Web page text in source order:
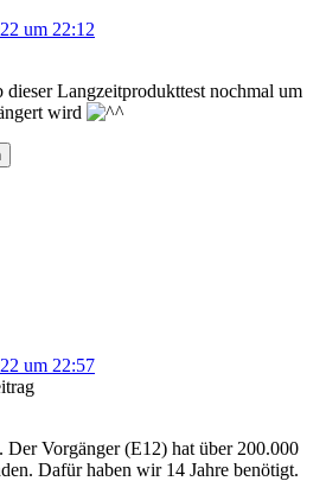
um 22:12
dieser Langzeitprodukttest nochmal um
wird
um 22:57
. Der Vorgänger (E12) hat über 200.000
Dafür haben wir 14 Jahre benötigt.